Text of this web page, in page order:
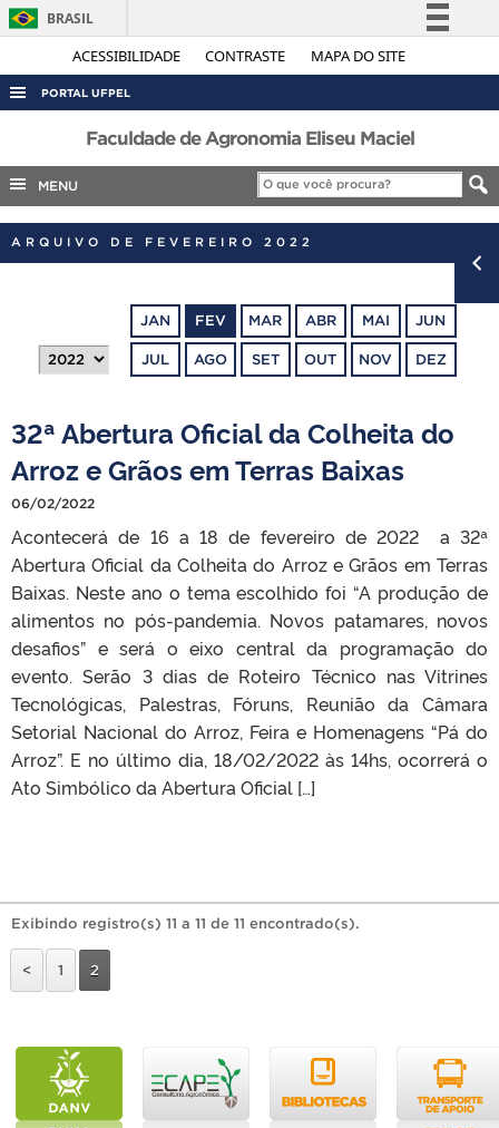
ACESSIBILIDADE CONTRASTE MAPA DO SITE
BRASIL
Simplifique!
Legislação
Canais
PORTAL UFPEL
ACESSO À INFORMAÇÃO
AUDITORIA
COBALTO
CONCURSOS
OUVIDORIA
TELEFONES
Faculdade de Agronomia Eliseu Maciel
MENU
ARQUIVO DE FEVEREIRO 2022
JAN FEV MAR ABR MAI JUN
JUL AGO SET OUT NOV DEZ
32ª Abertura Oficial da Colheita do
Arroz e Grãos em Terras Baixas
06/02/2022
Acontecerá de 16 a 18 de fevereiro de 2022 a 32ª
Abertura Oficial da Colheita do Arroz e Grãos em Terras
Baixas. Neste ano o tema escolhido foi “A produção de
alimentos no pós-pandemia. Novos patamares, novos
desafios” e será o eixo central da programação do
evento. Serão 3 dias de Roteiro Técnico nas Vitrines
Tecnológicas, Palestras, Fóruns, Reunião da Câmara
Setorial Nacional do Arroz, Feira e Homenagens “Pá do
Arroz”. E no último dia, 18/02/2022 às 14hs, ocorrerá o
Ato Simbólico da Abertura Oficial […]
Exibindo registro(s) 11 a 11 de 11 encontrado(s).
< 1 2